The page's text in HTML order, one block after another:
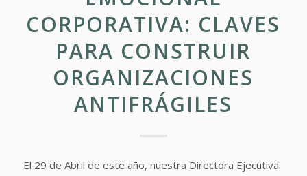
CORPORATIVA: CLAVES
PARA CONSTRUIR
ORGANIZACIONES
ANTIFRÁGILES
El 29 de Abril de este año, nuestra Directora Ejecutiva